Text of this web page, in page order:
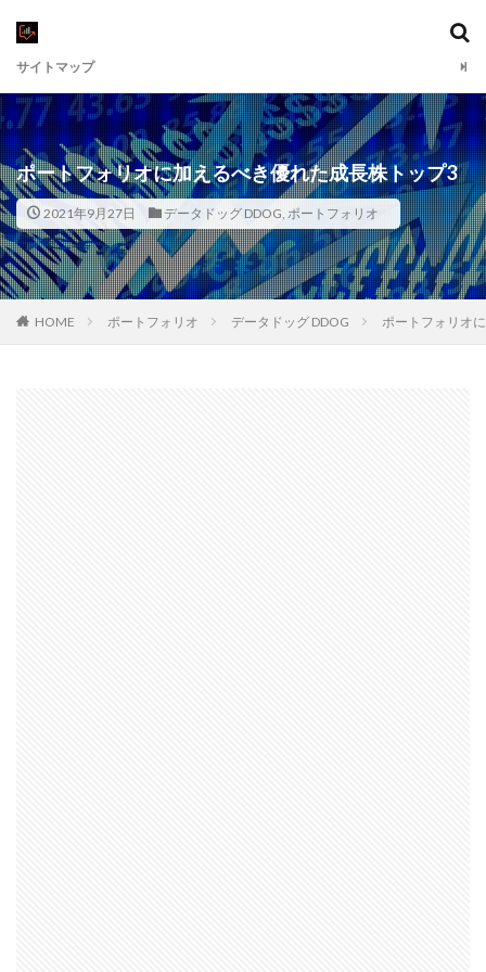
サイトマップ
ポートフォリオに加えるべき優れた成長株トップ3
2021年9月27日 データドッグ DDOG, ポートフォリオ
HOME ポートフォリオ データドッグ DDOG ポートフォリオ